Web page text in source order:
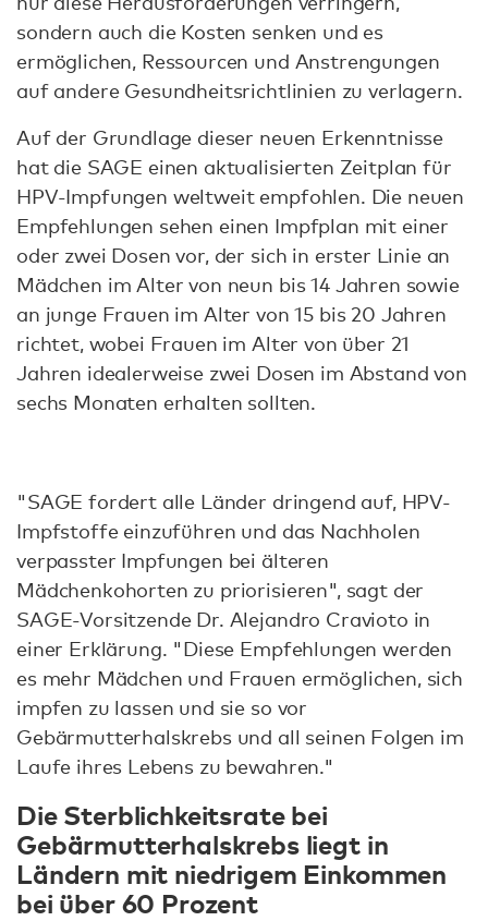
sondern auch die Kosten senken und es
ermöglichen, Ressourcen und Anstrengungen
auf andere Gesundheitsrichtlinien zu verlagern.
Auf der Grundlage dieser neuen Erkenntnisse
hat die SAGE einen aktualisierten Zeitplan für
HPV-Impfungen weltweit empfohlen. Die neuen
Empfehlungen sehen einen Impfplan mit einer
oder zwei Dosen vor, der sich in erster Linie an
Mädchen im Alter von neun bis 14 Jahren sowie
an junge Frauen im Alter von 15 bis 20 Jahren
richtet, wobei Frauen im Alter von über 21
Jahren idealerweise zwei Dosen im Abstand von
sechs Monaten erhalten sollten.
"SAGE fordert alle Länder dringend auf, HPV-
Impfstoffe einzuführen und das Nachholen
verpasster Impfungen bei älteren
Mädchenkohorten zu priorisieren", sagt der
SAGE-Vorsitzende Dr. Alejandro Cravioto in
einer Erklärung. "Diese Empfehlungen werden
es mehr Mädchen und Frauen ermöglichen, sich
impfen zu lassen und sie so vor
Gebärmutterhalskrebs und all seinen Folgen im
Laufe ihres Lebens zu bewahren."
Die Sterblichkeitsrate bei
Gebärmutterhalskrebs liegt in
Ländern mit niedrigem Einkommen
bei über 60 Prozent